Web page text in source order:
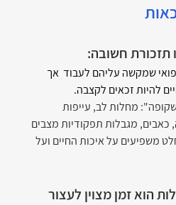
תזכורת חשובה:
שמקשה עליהם לעבוד  אך
להיות זכאים לקצבה.
מחלות לב, עייפות
כאבים, מגבלות תפקודיות מצבים
משפיעים על איכות החיים ועל
הוא זמן מצוין לעצור